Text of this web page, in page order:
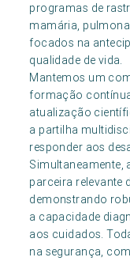
programas de
mamária,
focados na
qualidade de vida.
Mantemos um
formação
atualização
a partilha
responder aos
Simultaneamente,
parceira relevante
demonstrando
a capacidade
aos cuidados.
na segurança,